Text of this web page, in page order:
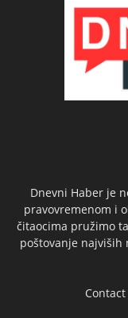
Dnevni Haber je
pravovremenom i
čitaocima pružimo
poštovanje najviših